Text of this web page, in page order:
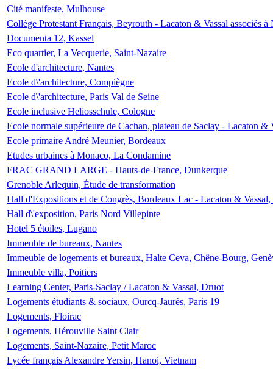
Cité manifeste, Mulhouse
Collège Protestant Français, Beyrouth - Lacaton & Vassal associés
Documenta 12, Kassel
Eco quartier, La Vecquerie, Saint-Nazaire
Ecole d'architecture, Nantes
Ecole d\'architecture, Compiègne
Ecole d\'architecture, Paris Val de Seine
Ecole inclusive Heliosschule, Cologne
Ecole normale supérieure de Cachan, plateau de Saclay - Lacaton &
Ecole primaire André Meunier, Bordeaux
Etudes urbaines à Monaco, La Condamine
FRAC GRAND LARGE - Hauts-de-France, Dunkerque
Grenoble Arlequin, Étude de transformation
Hall d'Expositions et de Congrès, Bordeaux Lac - Lacaton &
Hall d\'exposition, Paris Nord Villepinte
Hotel 5 étoiles, Lugano
Immeuble de bureaux, Nantes
Immeuble de logements et bureaux, Halte Ceva, Chêne-Bourg,
Immeuble villa, Poitiers
Learning Center, Paris-Saclay / Lacaton & Vassal, Druot
Logements étudiants & sociaux, Ourcq-Jaurès, Paris 19
Logements, Floirac
Logements, Hérouville Saint Clair
Logements, Saint-Nazaire, Petit Maroc
Lycée français Alexandre Yersin, Hanoi, Vietnam